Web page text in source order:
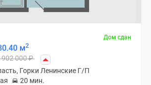
Дом сдан
м2
902 000₽
Горки Ленинские Г/П
20 мин.